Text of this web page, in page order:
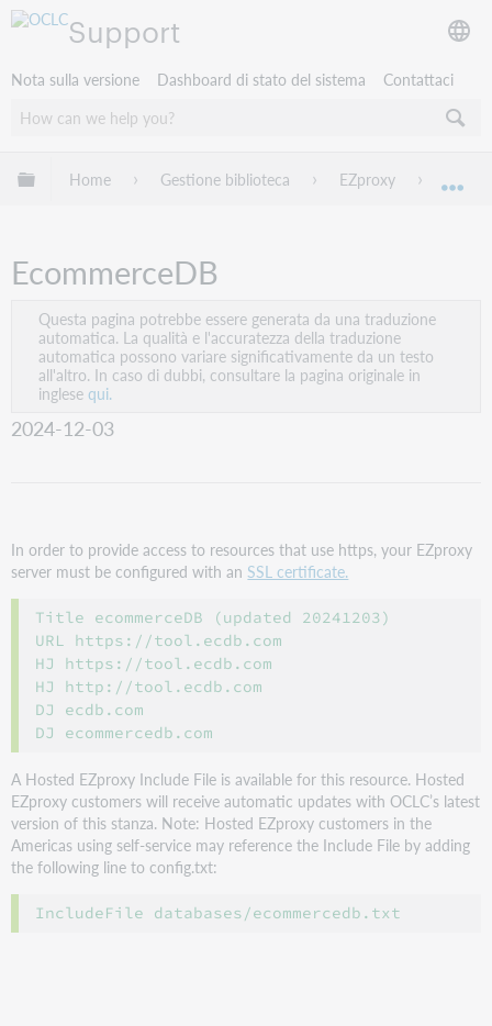
Support
Nota sulla versione Dashboard di stato del sistema Contattaci
Espandi/comprimi la gerarchia globale
Home Gestione biblioteca EZproxy
EcommerceDB
Questa pagina potrebbe essere generata da una traduzione
automatica. La qualità e l'accuratezza della traduzione
automatica possono variare significativamente da un testo
all'altro. In caso di dubbi, consultare la pagina originale in
inglesequi.
2024-12-03
In order to provide access to resources that use https, your EZproxy
server must be configured with an SSL certificate.
Title ecommerceDB (updated 20241203)
URL https://tool.ecdb.com
HJ https://tool.ecdb.com
HJ http://tool.ecdb.com
DJ ecdb.com
A Hosted EZproxy Include File is available for this resource. Hosted
EZproxy customers will receive automatic updates with OCLC’s latest
version of this stanza. Note: Hosted EZproxy customers in the
Americas using self-service may reference the Include File by adding
the following line to config.txt: